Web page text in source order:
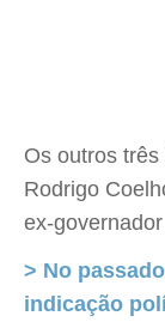
Os outros
Rodrigo
ex-
> No
indicação